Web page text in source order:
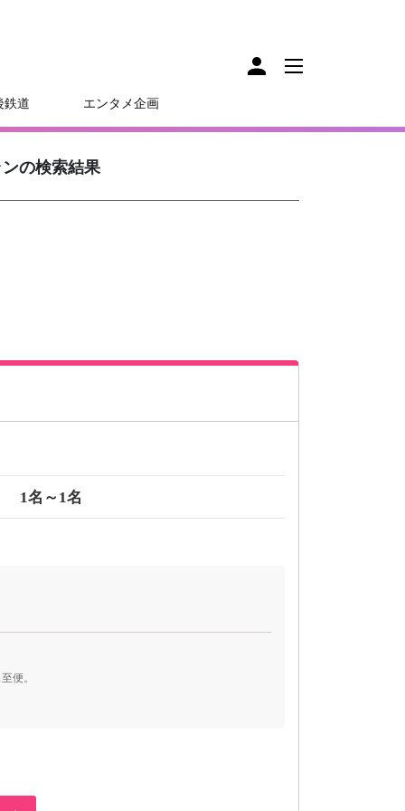
鉄道 エンタメ企画
の検索結果
1名～1名
便。